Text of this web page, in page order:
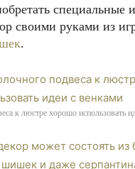
специальные
своими руками из
.
к люстре хорошо использовать